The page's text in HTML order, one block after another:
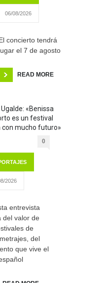
06/08/2026
concierto tendrá
el 7 de agosto
READ MORE
«Benissa
es un festival
con mucho futuro»
0
2026
entrevista
del valor de
de
del
que vive el